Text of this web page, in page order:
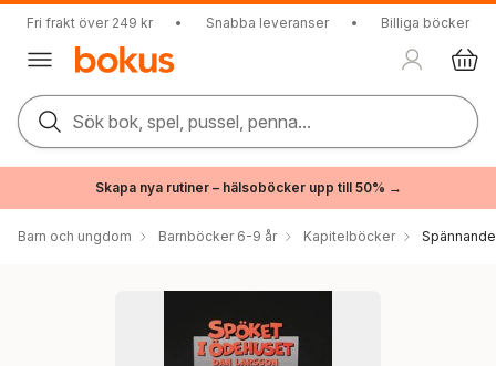
Fri frakt över 249 kr • Snabba leveranser • Billiga böcker
Sök bok, spel, pussel, penna...
Skapa nya rutiner – hälsoböcker upp till 50% →
Barn och ungdom Barnböcker 6-9 år Kapitelböcker